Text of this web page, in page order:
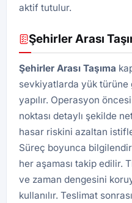
aktif tutulur.
Şehirler Arası
Şehirler Arası Taşıma
sevkiyatlarda yük türüne
yapılır. Operasyon
noktası detaylı şekilde
hasar riskini azaltan
Süreç boyunca
her aşaması takip edilir.
ve zaman dengesini
kullanılır. Teslimat